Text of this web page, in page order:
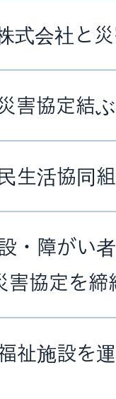
式会社と
害協定結ぶ
生活協同
・障がい
害協定を締
祉施設を